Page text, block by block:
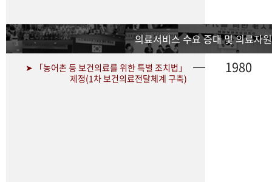
의료서비스 수요 증대 및 의료자
➤ 「농어촌 등 보건의료를 위한 특별 조치법」
제정(1차 보건의료전달체계 구축)
1980